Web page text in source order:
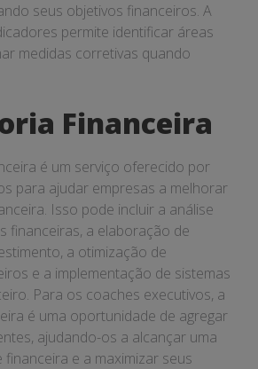
seus objetivos financeiros. A
permite identificar áreas
medidas corretivas quando
Financeira
é um serviço oferecido por
para ajudar empresas a melhorar
Isso pode incluir a análise
financeiras, a elaboração de
a otimização de
e a implementação de sistemas
Para os coaches executivos, a
é uma oportunidade de agregar
ajudando-os a alcançar uma
financeira e a maximizar seus